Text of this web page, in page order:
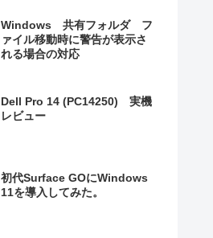
Windows 共有フォルダ フ
ァイル移動時に警告が表示さ
れる場合の対応
Dell Pro 14 (PC14250) 実機
レビュー
初代Surface GOにWindows
11を導入してみた。